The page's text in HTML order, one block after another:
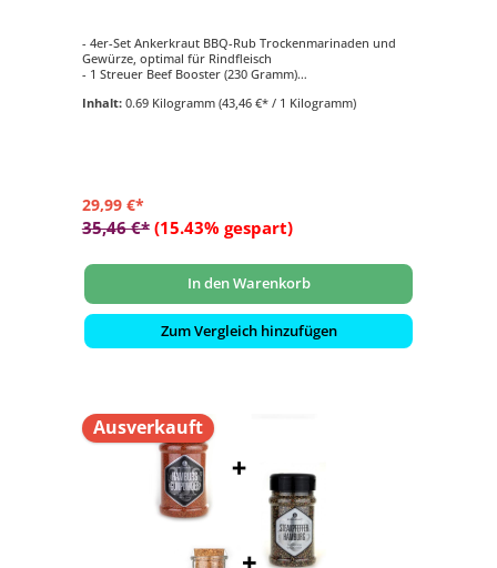
- 4er-Set Ankerkraut BBQ-Rub Trockenmarinaden und
Gewürze, optimal für Rindfleisch
- 1 Streuer Beef Booster (230 Gramm)
- 1 Streuer Steakpfeffer Hamburg (170 Gramm)
Inhalt: 0.69 Kilogramm (43,46 €* / 1 Kilogramm)
29,99 €*
35,46 €* (15.43% gespart)
In den Warenkorb
Zum Vergleich hinzufügen
Ausverkauft